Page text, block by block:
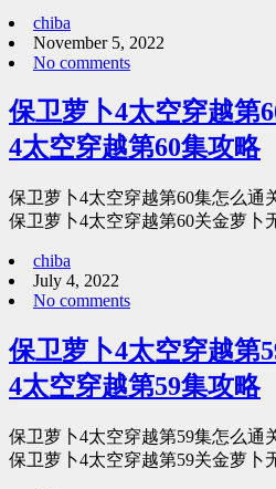
chiba
November 5, 2022
No comments
保卫萝卜4太空穿越第
4太空穿越第60集攻略
保卫萝卜4太空穿越第60集怎么通
保卫萝卜4太空穿越第60关金萝卜
chiba
July 4, 2022
No comments
保卫萝卜4太空穿越第
4太空穿越第59集攻略
保卫萝卜4太空穿越第59集怎么通
保卫萝卜4太空穿越第59关金萝卜